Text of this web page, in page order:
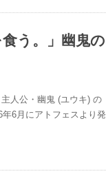
う。」幽鬼の
人公・幽鬼 (ユウキ) の
6月にアトフェスより発